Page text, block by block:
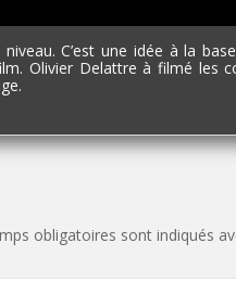
C’est une idée à la
Olivier Delattre à filmé les
obligatoires sont indiqués